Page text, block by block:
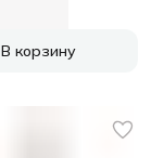
В корзину